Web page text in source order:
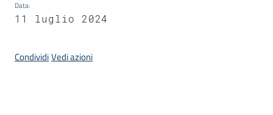
educazione
Data:
11 luglio 2024
CondividiVedi azioni